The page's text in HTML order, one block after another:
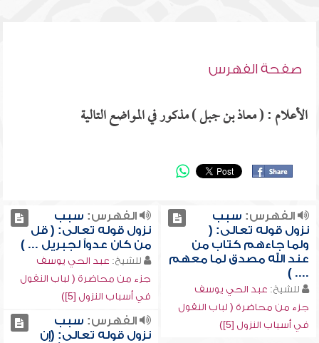
صفحة الفهرس
الأعلام : ( معاذ بن جبل ) مذكور في المواضع التالية
الفهرس: سبب
نزول قوله تعالى: (
ولما جاءهم كتاب من
عند الله مصدق لما معهم
.... )
للشيخ: عبد الحي يوسف
جزء من محاضرة ( لباب النقول
في أسباب النزول [5])
الفهرس: سبب
نزول قوله تعالى: ( قل
من كان عدواً لجبريل ... )
للشيخ: عبد الحي يوسف
جزء من محاضرة ( لباب النقول
في أسباب النزول [5])
الفهرس: سبب
نزول قوله تعالى: (إن